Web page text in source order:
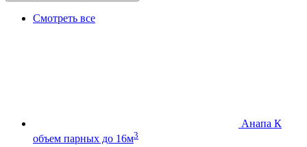
Смотреть все
Анапа К
объем парных до 16м3